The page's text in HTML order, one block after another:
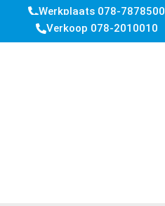
Werkplaats 078-7878500
Verkoop 078-2010010